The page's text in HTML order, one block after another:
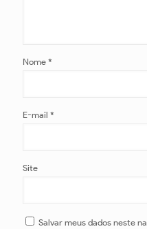
Nome *
E-mail *
Site
Salvar meus dados neste